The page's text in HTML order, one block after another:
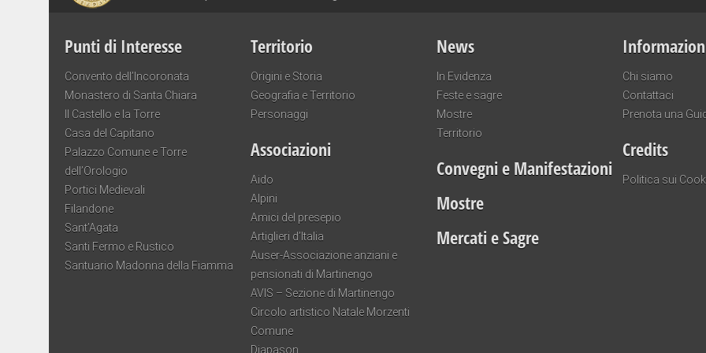
Punti di Interesse
Convento dell’Incoronata
Monastero di Santa Chiara
Il Castello e la Torre
Casa del Capitano
Palazzo Comune e Torre
dell’Orologio
Portici Medievali
Filandone
Sant’Agata
Santi Fermo e Rustico
Santuario Madonna della Fiamma
Territorio
Origini e Storia
Geografia e Territorio
Personaggi
Associazioni
Aido
Alpini
Amici del presepio
Artiglieri d’Italia
Auser-Associazione anziani e
pensionati di Martinengo
AVIS – Sezione di Martinengo
Circolo artistico Natale Morzenti
Comune
Diapason
News
In Evidenza
Feste e sagre
Mostre
Territorio
Convegni e Manifestazioni
Mostre
Mercati e Sagre
Chi siamo
Contattaci
Prenota una
Credits
Politica sui